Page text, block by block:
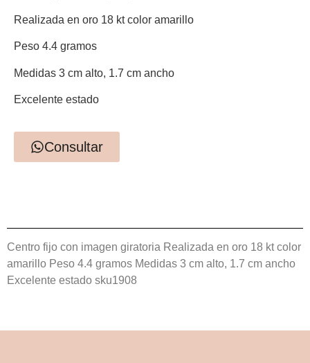
Realizada en oro 18 kt color amarillo
Peso 4.4 gramos
Medidas 3 cm alto, 1.7 cm ancho
Excelente estado
Consultar
Centro fijo con imagen giratoria Realizada en oro 18 kt color
amarillo Peso 4.4 gramos Medidas 3 cm alto, 1.7 cm ancho
Excelente estado sku1908